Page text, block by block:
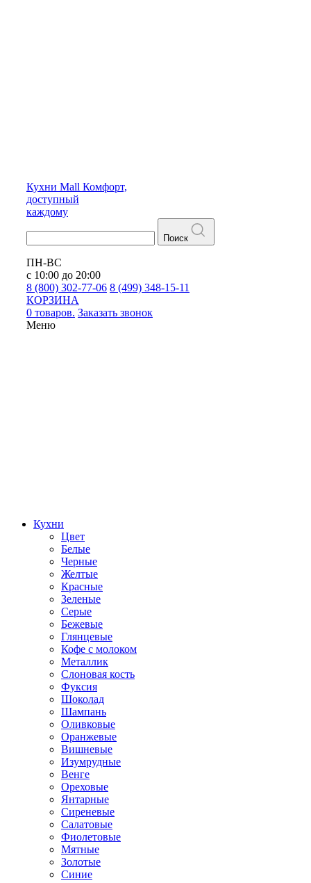
Кухни Mall Комфорт,
доступный
каждому
Поиск
ПН-ВС
с 10:00 до 20:00
8 (800) 302-77-06 8 (499) 348-15-11
КОРЗИНА
0 товаров. Заказать звонок
Меню
Кухни
Цвет
Белые
Черные
Желтые
Красные
Зеленые
Серые
Бежевые
Глянцевые
Кофе с молоком
Металлик
Слоновая кость
Фуксия
Шоколад
Шампань
Оливковые
Оранжевые
Вишневые
Изумрудные
Венге
Ореховые
Янтарные
Сиреневые
Салатовые
Фиолетовые
Мятные
Золотые
Синие